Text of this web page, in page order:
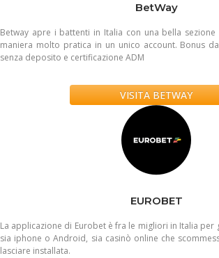
BetWay
Betway apre i battenti in Italia con una bella
maniera molto pratica in un unico account. Bonus
senza deposito e certificazione ADM
VISITA BETWAY
EUROBET
La applicazione di Eurobet è fra le migliori in Italia per
sia iphone o Android, sia casinò online che
lasciare installata.